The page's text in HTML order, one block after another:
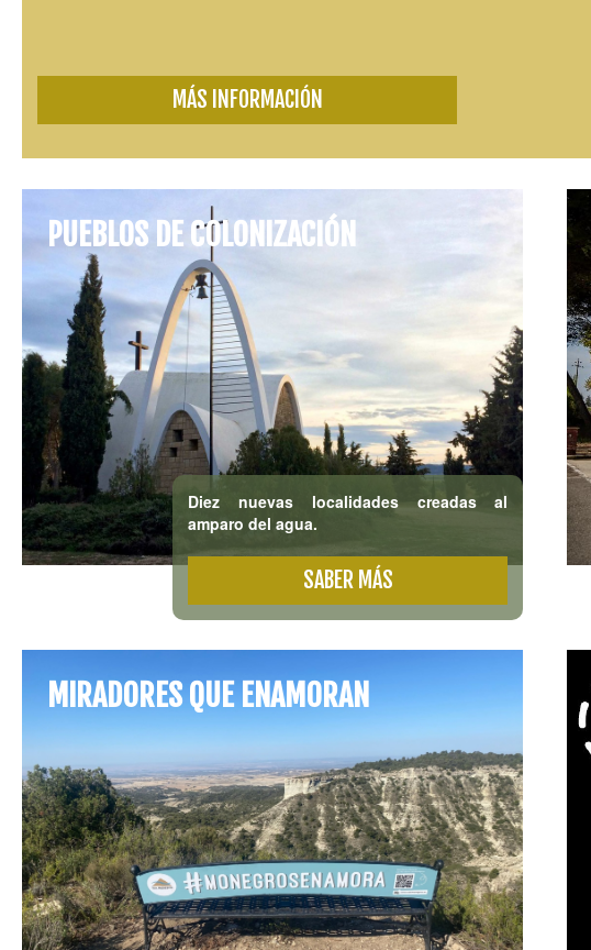
MÁS INFORMACIÓN
PUEBLOS DE COLONIZACIÓN
Diez nuevas localidades creadas al
amparo del agua.
SABER MÁS
MIRADORES QUE ENAMORAN